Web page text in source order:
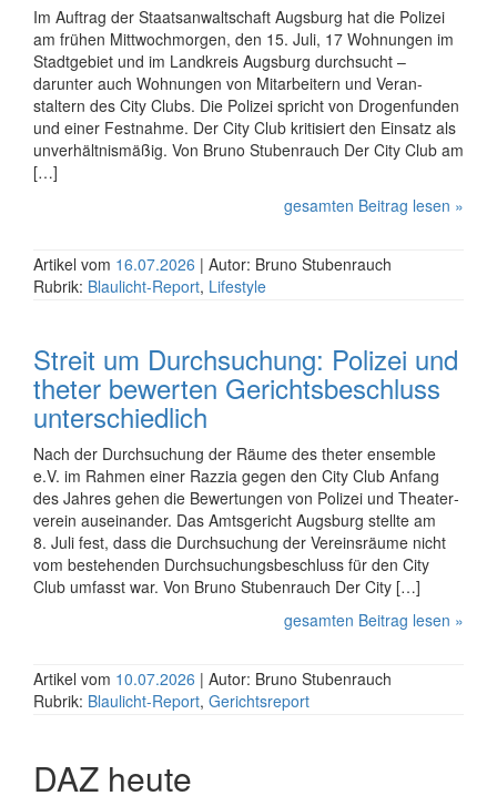
Im Auftrag der Staatsanwaltschaft Augsburg hat die Polizei
am frühen Mittwoch­morgen, den 15. Juli, 17 Wohnungen im
Stadtgebiet und im Landkreis Augsburg durchsucht –
darunter auch Wohnungen von Mit­arbeitern und Veran­
staltern des City Clubs. Die Polizei spricht von Drogenfunden
und einer Festnahme. Der City Club kritisiert den Einsatz als
unver­hältnismäßig. Von Bruno Stubenrauch Der City Club am
[…]
gesamten Beitrag lesen »
Artikel vom 16.07.2026 | Autor: Bruno Stubenrauch
Rubrik: Blaulicht-Report, Lifestyle
Streit um Durchsuchung: Polizei und
theter bewerten Gerichtsbeschluss
unterschiedlich
Nach der Durchsuchung der Räume des theter ensemble
e.V. im Rahmen einer Razzia gegen den City Club Anfang
des Jahres gehen die Bewertungen von Polizei und Theater­
verein auseinander. Das Amtsgericht Augsburg stellte am
8. Juli fest, dass die Durchsuchung der Vereinsräume nicht
vom bestehenden Durch­suchungs­beschluss für den City
Club umfasst war. Von Bruno Stubenrauch Der City […]
gesamten Beitrag lesen »
Artikel vom 10.07.2026 | Autor: Bruno Stubenrauch
Rubrik: Blaulicht-Report, Gerichtsreport
DAZ heute